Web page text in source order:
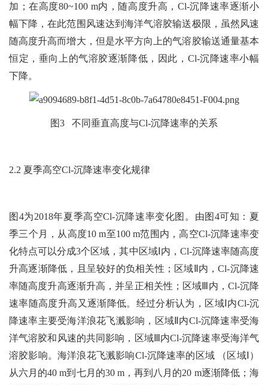
加；在高度80~100 m内，随高度升高，Cl-沉降速率逐渐小
幅下降，在此范围风速达到海洋气溶胶输送极限，虽然风速
随高度升高而增大，但是水平方向上的气溶胶输送通量基本
恒定，垂向上的气溶胶逐渐降低，因此，Cl-沉降速率小幅
下降。
图3 不同垂直高度与Cl-沉降速率的关系
2.2 夏季高空Cl-沉降速率变化规律
图4为2018年夏季高空Cl-沉降速率变化图。由图4可知：夏
季三个月，从高度10 m至100 m范围内，高空Cl-沉降速率变
化特点可以分成3个区域，其中区域Ⅰ内，Cl-沉降速率随高度
升高逐渐降低，且呈较好的负相关性；区域Ⅱ内，Cl-沉降速
率随高度升高逐渐升高，并呈正相关性；区域Ⅲ内，Cl-沉降
速率随高度升高又逐渐降低。经过分析认为，区域Ⅰ内Cl-沉
降速率主要受海洋浪花飞溅影响，区域Ⅱ内Cl-沉降速率受海
洋气溶胶和风速的共同影响，区域Ⅲ内Cl-沉降速率受海洋气
溶胶影响。海洋浪花飞溅影响Cl-沉降速率的区域 （区域Ⅰ）
从六月的40 m到七月的30 m，再到八月的20 m逐渐降低；海